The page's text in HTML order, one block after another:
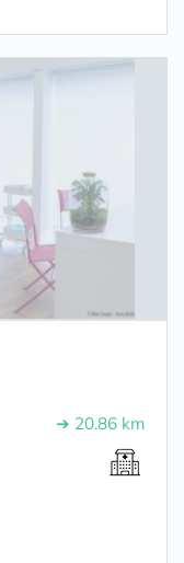
➔ 20.86 km